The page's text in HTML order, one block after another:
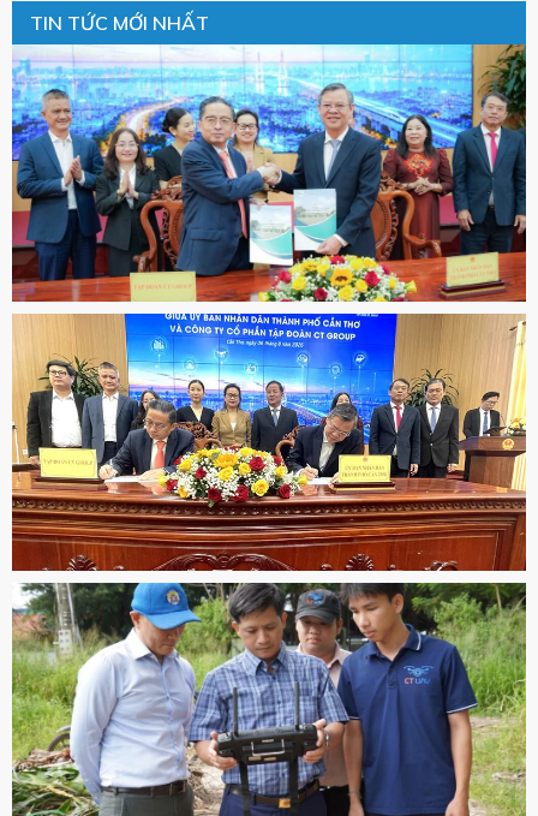
TIN TỨC MỚI NHẤT